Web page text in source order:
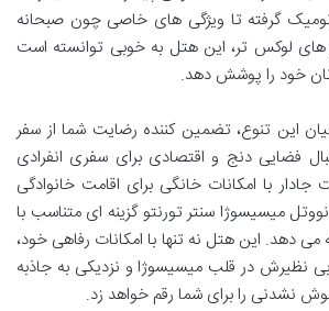
گرفته تا ویژگی های خاصی چون صبحانه
های لوکس تر، این هتل به خوبی توانسته است
خود را پوشش دهد.
این تنوع، تضمین کننده رضایت شما از سفر
فضایی دنج و اقتصادی برای سفری انفرادی
با امکانات خانگی برای اقامت خانوادگی
میسیسوژا سنتر تورنتو گزینه ای متناسب با
می دهد. این هتل نه تنها با امکانات رفاهی خود،
نظیرش در قلب میسیسوژا و نزدیکی به جاذبه
نشدنی را برای شما رقم خواهد زد.